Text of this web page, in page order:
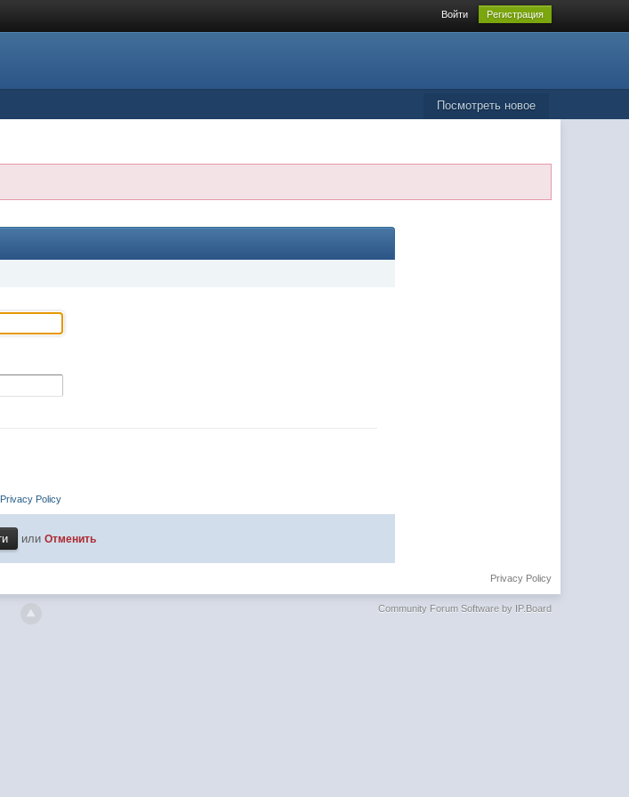
Войти Регистрация
Посмотреть новое
Privacy Policy
или Отменить
Privacy Policy
Community Forum Software by IP.Board